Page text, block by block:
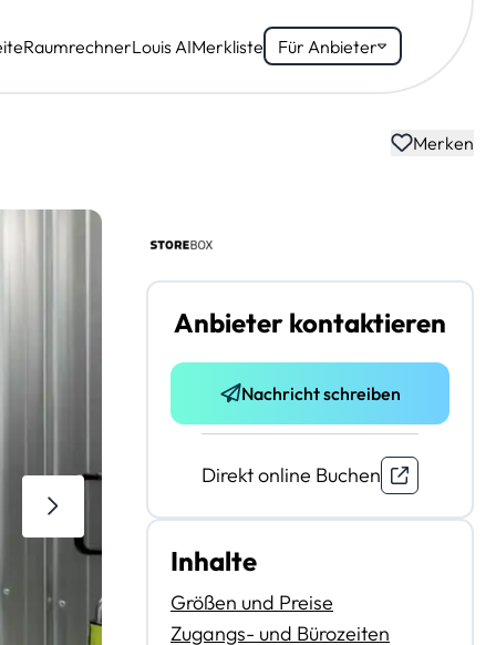
RaumrechnerLouis AIMerkliste Für Anbieter
Merken
Anbieter kontaktieren
Nachricht schreiben
Direkt online Buchen
Inhalte
Größen und Preise
Zugangs- und Bürozeiten